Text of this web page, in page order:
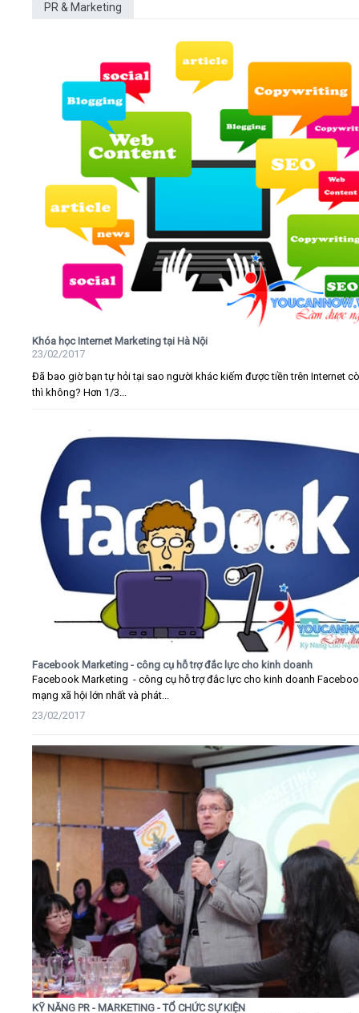
PR & Marketing
Khóa học Internet Marketing tại Hà Nội
23/02/2017
Đã bao giờ bạn tự hỏi tại sao người khác kiếm được tiền trên Internet
thì không? Hơn 1/3...
Facebook Marketing - công cụ hỗ trợ đắc lực cho kinh doanh
Facebook Marketing - công cụ hỗ trợ đắc lực cho kinh doanh
mạng xã hội lớn nhất và phát...
23/02/2017
KỸ NĂNG PR - MARKETING - TỔ CHỨC SỰ KIỆN